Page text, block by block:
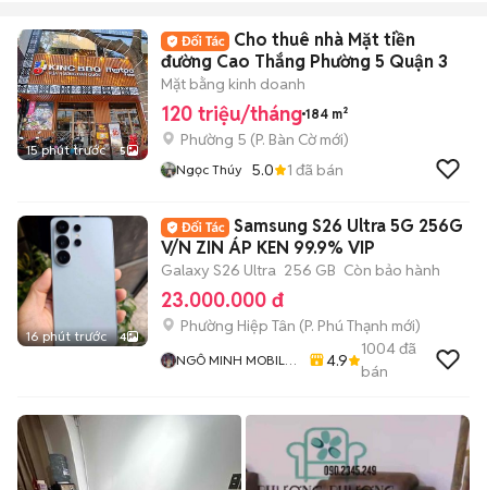
15 phút trước 5
Cho thuê nhà Mặt tiền
đường Cao Thắng Phường 5 Quận 3
Mặt bằng kinh doanh
120 triệu/tháng 184 m²
Phường 5 (P. Bàn Cờmới)
Ngọc Thúy 5.0 1 đã bán
16 phút trước 4
Samsung S26 Ultra 5G 256G
V/N ZIN ÁP KEN 99.9% VIP
Galaxy S26 Ultra 256 GB Còn bảo hành
23.000.000 đ
Phường Hiệp Tân (P. Phú Thạnh mới)
NGÔ MINH MOBILE
4.9
1004đã
bán